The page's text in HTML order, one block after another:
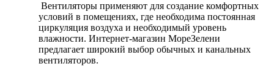
Вентиляторы применяют для создание комфортных
условий в помещениях, где необходима постоянная
циркуляция воздуха и необходимый уровень
влажности. Интернет-магазин МореЗелени
предлагает широкий выбор обычных и канальных
вентиляторов.